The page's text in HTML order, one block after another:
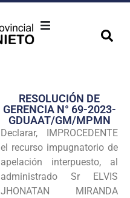
Transparencia
Seguridad
Programas
Intranet
RESOLUCIÓN DE
GERENCIA N° 69-2023-
GDUAAT/GM/MPMN
Declarar, IMPROCEDENTE
el recurso impugnatorio de
apelación interpuesto, al
administrado Sr ELVIS
JHONATAN MIRANDA